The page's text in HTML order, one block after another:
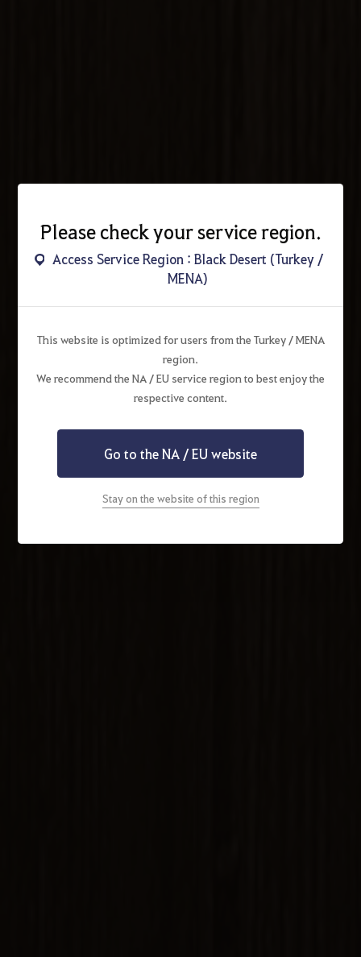
Please check your service region.
Access Service Region : Black Desert (Turkey /
MENA)
This website is optimized for users from the Turkey / MENA
region.
We recommend the NA / EU service region to best enjoy the
respective content.
Go to the NA / EU website
Stay on the website of this region